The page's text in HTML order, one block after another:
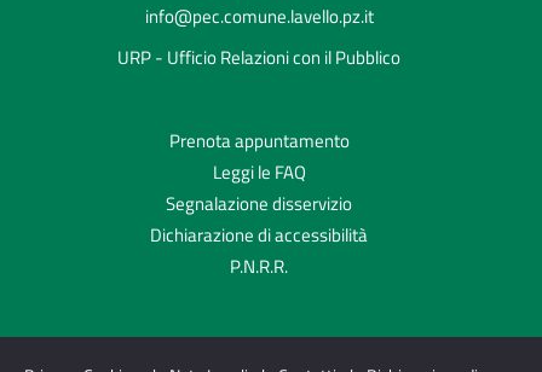
info@pec.comune.lavello.pz.it
URP - Ufficio Relazioni con il Pubblico
Prenota appuntamento
Leggi le FAQ
Segnalazione disservizio
Dichiarazione di accessibilità
P.N.R.R.